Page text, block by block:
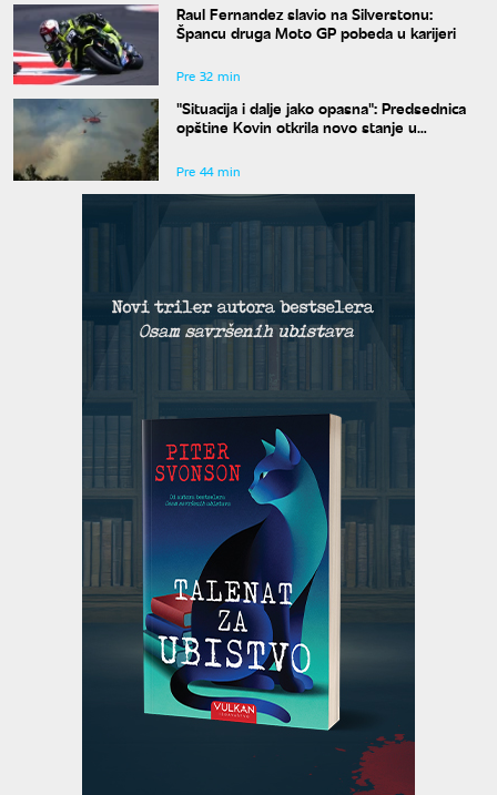
Raul Fernandez slavio na Silverstonu:
Špancu druga Moto GP pobeda u karijeri
Pre 32 min
"Situacija i dalje jako opasna": Predsednica
opštine Kovin otkrila novo stanje u
Pre 44 min